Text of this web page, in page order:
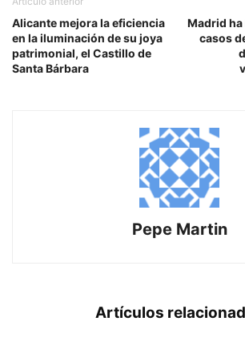
Alicante mejora la eficiencia
en la iluminación de su joya
patrimonial, el Castillo de
Santa Bárbara
Madrid
casos
Pepe Martin
Artículos